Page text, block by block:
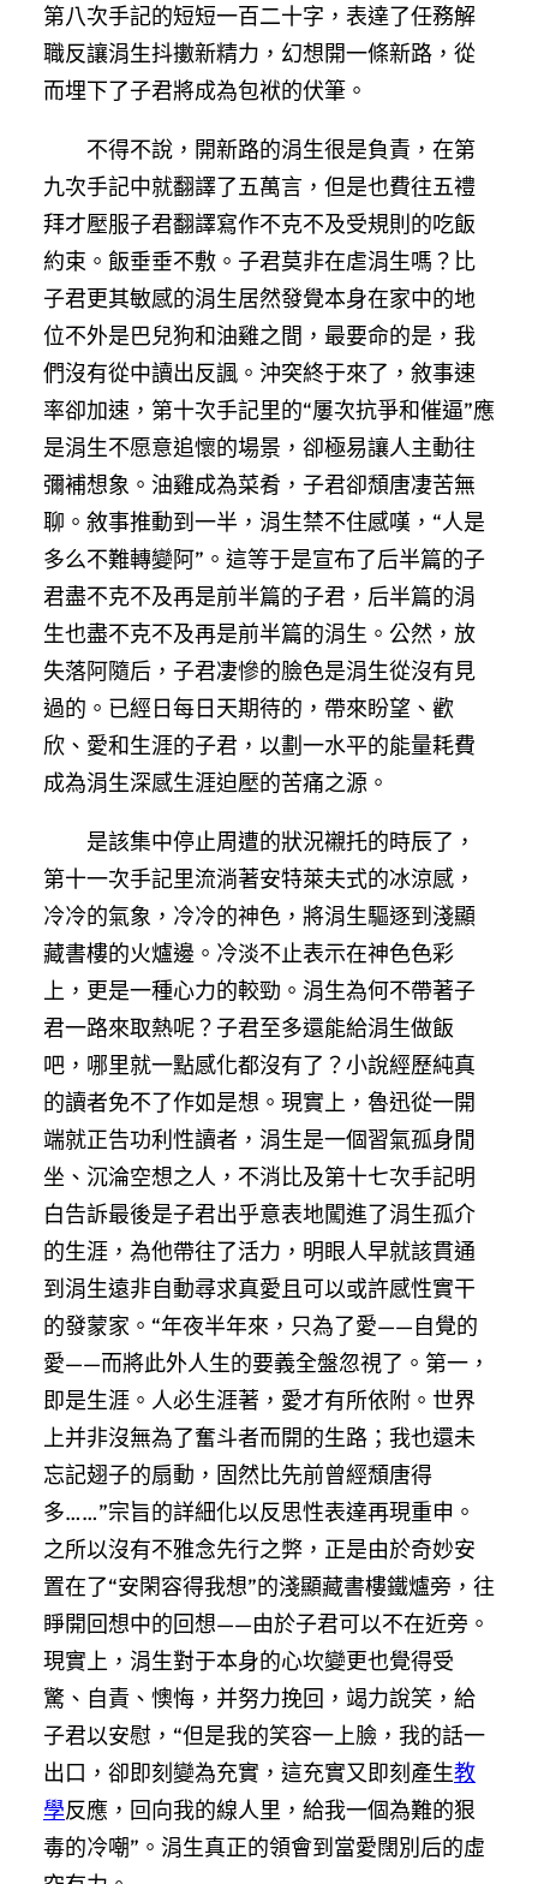
第八次手記的短短一百二十字，表達了任務解
職反讓涓生抖擻新精力，幻想開一條新路，從
而埋下了子君將成為包袱的伏筆。
不得不說，開新路的涓生很是負責，在第
九次手記中就翻譯了五萬言，但是也費往五禮
拜才壓服子君翻譯寫作不克不及受規則的吃飯
約束。飯垂垂不敷。子君莫非在虐涓生嗎？比
子君更其敏感的涓生居然發覺本身在家中的地
位不外是巴兒狗和油雞之間，最要命的是，我
們沒有從中讀出反諷。沖突終于來了，敘事速
率卻加速，第十次手記里的“屢次抗爭和催逼”應
是涓生不愿意追懷的場景，卻極易讓人主動往
彌補想象。油雞成為菜肴，子君卻頹唐凄苦無
聊。敘事推動到一半，涓生禁不住感嘆，“人是
多么不難轉變阿”。這等于是宣布了后半篇的子
君盡不克不及再是前半篇的子君，后半篇的涓
生也盡不克不及再是前半篇的涓生。公然，放
失落阿隨后，子君凄慘的臉色是涓生從沒有見
過的。已經日每日天期待的，帶來盼望、歡
欣、愛和生涯的子君，以劃一水平的能量耗費
成為涓生深感生涯迫壓的苦痛之源。
是該集中停止周遭的狀況襯托的時辰了，
第十一次手記里流淌著安特萊夫式的冰涼感，
冷冷的氣象，冷冷的神色，將涓生驅逐到淺顯
藏書樓的火爐邊。冷淡不止表示在神色色彩
上，更是一種心力的較勁。涓生為何不帶著子
君一路來取熱呢？子君至多還能給涓生做飯
吧，哪里就一點感化都沒有了？小說經歷純真
的讀者免不了作如是想。現實上，魯迅從一開
端就正告功利性讀者，涓生是一個習氣孤身閒
坐、沉淪空想之人，不消比及第十七次手記明
白告訴最後是子君出乎意表地闖進了涓生孤介
的生涯，為他帶往了活力，明眼人早就該貫通
到涓生遠非自動尋求真愛且可以或許感性實干
的發蒙家。“年夜半年來，只為了愛——自覺的
愛——而將此外人生的要義全盤忽視了。第一，
即是生涯。人必生涯著，愛才有所依附。世界
上并非沒無為了奮斗者而開的生路；我也還未
忘記翅子的扇動，固然比先前曾經頹唐得
多……”宗旨的詳細化以反思性表達再現重申。
之所以沒有不雅念先行之弊，正是由於奇妙安
置在了“安閑容得我想”的淺顯藏書樓鐵爐旁，往
睜開回想中的回想——由於子君可以不在近旁。
現實上，涓生對于本身的心坎變更也覺得受
驚、自責、懊悔，并努力挽回，竭力說笑，給
子君以安慰，“但是我的笑容一上臉，我的話一
出口，卻即刻變為充實，這充實又即刻產生教
學反應，回向我的線人里，給我一個為難的狠
毒的冷嘲”。涓生真正的領會到當愛闊別后的虛